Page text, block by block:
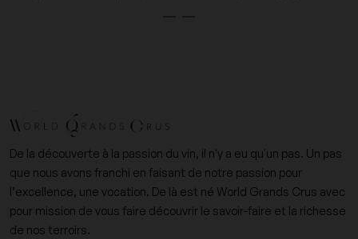
De la découverte à la passion du vin, il n'y a eu qu'un pas. Un pas
que nous avons franchi en faisant de notre passion pour
l’excellence, une vocation. De là est né World Grands Crus avec
pour mission de vous faire découvrir le savoir-faire et la richesse
de nos terroirs.